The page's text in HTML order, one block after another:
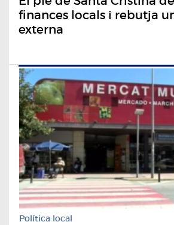
finances locals i rebutja
externa
Política local